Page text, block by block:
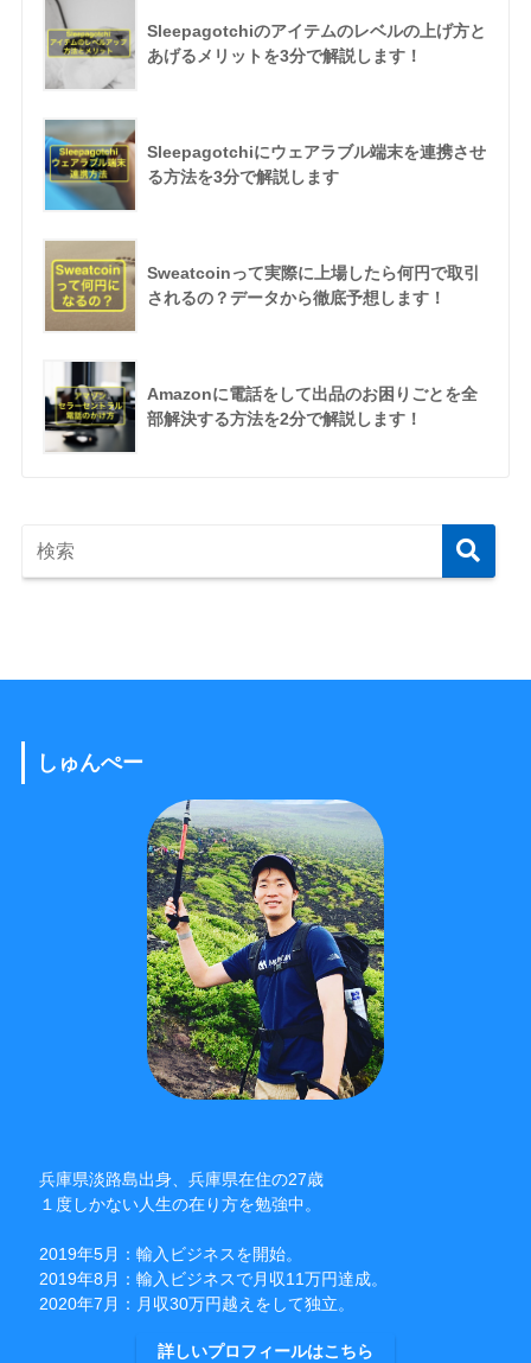
Sleepagotchiのアイテムのレベルの上げ方と
あげるメリットを3分で解説します！
Sleepagotchiにウェアラブル端末を連携させ
る方法を3分で解説します
Sweatcoinって実際に上場したら何円で取引
されるの？データから徹底予想します！
Amazonに電話をして出品のお困りごとを全
部解決する方法を2分で解説します！
しゅんぺー
兵庫県淡路島出身、兵庫県在住の27歳
１度しかない人生の在り方を勉強中。
2019年5月：輸入ビジネスを開始。
2019年8月：輸入ビジネスで月収11万円達成。
2020年7月：月収30万円越えをして独立。
詳しいプロフィールはこちら